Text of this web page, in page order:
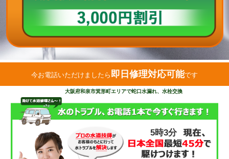
今お電話いただけましたら 即日修理対応可能です
大阪府和泉市箕形町エリアで蛇口水漏れ、水栓交換
5時3分